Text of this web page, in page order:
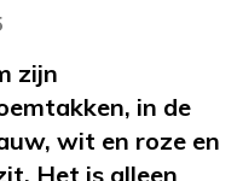
zijn
in de
wit en roze en
Het is alleen